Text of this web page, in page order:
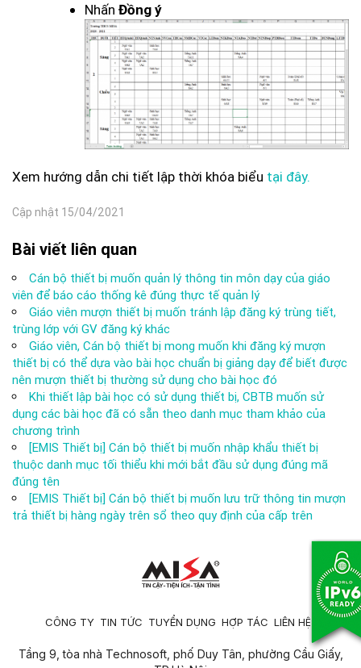
Nhấn Đồng ý
Xem hướng dẫn chi tiết lập thời khóa biểu tại đây.
Cập nhật 15/04/2021
Bài viết liên quan
Cán bộ thiết bị muốn quản lý thông tin môn dạy của giáo
viên để báo cáo thống kê đúng thực tế quản lý
Giáo viên mượn thiết bị muốn tránh lập đăng ký trùng tiết,
trùng lớp với GV đăng ký khác
Giáo viên, Cán bộ thiết bị mong muốn khi đăng ký mượn
thiết bị có thể dựa vào bài học chuẩn bị giảng dạy để biết được
nên mượn thiết bị thường sử dụng cho bài học đó
Khi thiết lập bài học có sử dụng thiết bị, CBTB muốn sử
dụng các bài học đã có sẵn theo danh mục tham khảo của
chương trình
[EMIS Thiết bị] Cán bộ thiết bị muốn nhập khẩu thiết bị
thuộc danh mục tối thiểu khi mới bắt đầu sử dụng đúng mã
đúng tên
[EMIS Thiết bị] Cán bộ thiết bị muốn lưu trữ thông tin mượn
trả thiết bị hàng ngày trên sổ theo quy định của cấp trên
CÔNG TY TIN TỨC TUYỂN DỤNG HỢP TÁC LIÊN HỆ
Tầng 9, tòa nhà Technosoft, phố Duy Tân, phường Cầu Giấy,